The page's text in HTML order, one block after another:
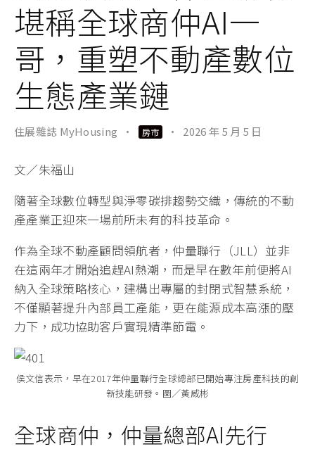
堪稱全球商仲AI一
哥，重塑不動產數位
生態產業鏈
住展雜誌 MyHousing · 房市 · 2026 年 5 月 5 日
文／朱福山
隨著全球數位轉型與淨零碳排趨勢交織，傳統的不動
產產業正迎來一場前所未有的科技革命。
作為全球不動產顧問領航者，仲量聯行（JLL）並非
在這兩年才開始追趕AI熱潮，而是早在數年前便將AI
納入全球策略核心，建構出專屬的封閉式智慧系統，
不僅顯著提升內部員工產能，更在能源成本高漲的壓
力下，成功協助客戶實現精準節電。
侯文信表示，早在2017年仲量聯行全球總部已開始專注房產科技的創
新技能研發。圖／黃威彬
全球商仲，仲量總部AI先行